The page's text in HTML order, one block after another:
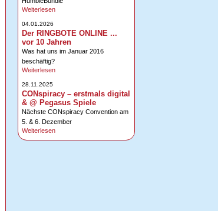
Weiterlesen
04.01.2026
Der RINGBOTE ONLINE ...
vor 10 Jahren
Was hat uns im Januar 2016
beschäftig?
Weiterlesen
28.11.2025
CONspiracy – erstmals digital
& @ Pegasus Spiele
Nächste CONspiracy Convention am
5. & 6. Dezember
Weiterlesen